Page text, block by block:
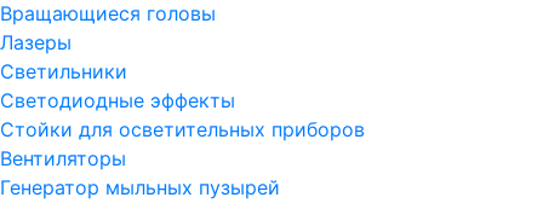
Вращающиеся головы
Лазеры
Светильники
Светодиодные эффекты
Стойки для осветительных приборов
Вентиляторы
Генератор мыльных пузырей